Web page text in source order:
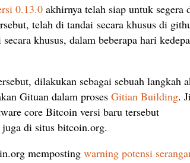
0.13.0 akhirnya telah siap untuk segera
telah di tandai secara khusus di
khusus, dalam beberapa hari
dilakukan sebagai sebuah langkah
Gituan dalam proses Gitian Building.
core Bitcoin versi baru tersebut
di situs bitcoin.org.
memposting warning potensi